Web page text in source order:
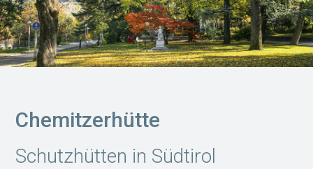
Chemitzerhütte
Schutzhütten in Südtirol